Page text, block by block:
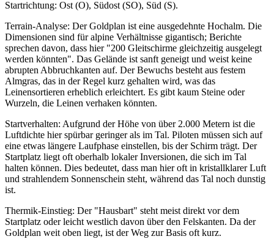
Startrichtung: Ost (O), Südost (SO), Süd (S).
Terrain-Analyse: Der Goldplan ist eine ausgedehnte Hochalm. Die
Dimensionen sind für alpine Verhältnisse gigantisch; Berichte
sprechen davon, dass hier "200 Gleitschirme gleichzeitig ausgelegt
werden könnten". Das Gelände ist sanft geneigt und weist keine
abrupten Abbruchkanten auf. Der Bewuchs besteht aus festem
Almgras, das in der Regel kurz gehalten wird, was das
Leinensortieren erheblich erleichtert. Es gibt kaum Steine oder
Wurzeln, die Leinen verhaken könnten.
Startverhalten: Aufgrund der Höhe von über 2.000 Metern ist die
Luftdichte hier spürbar geringer als im Tal. Piloten müssen sich auf
eine etwas längere Laufphase einstellen, bis der Schirm trägt. Der
Startplatz liegt oft oberhalb lokaler Inversionen, die sich im Tal
halten können. Dies bedeutet, dass man hier oft in kristallklarer Luft
und strahlendem Sonnenschein steht, während das Tal noch dunstig
ist.
Thermik-Einstieg: Der "Hausbart" steht meist direkt vor dem
Startplatz oder leicht westlich davon über den Felskanten. Da der
Goldplan weit oben liegt, ist der Weg zur Basis oft kurz.